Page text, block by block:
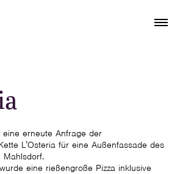
erneute Anfrage der
L’Osteria für eine Außenfassade des
Mahlsdorf.
eine rießengroße Pizza inklusive